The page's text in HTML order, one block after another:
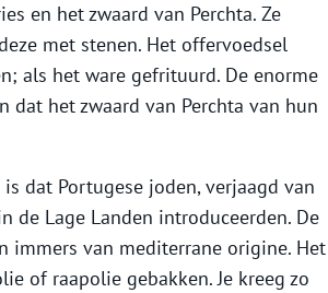
en het zwaard van Perchta. Ze
met stenen. Het offervoedsel
als het ware gefrituurd. De enorme
dat het zwaard van Perchta van hun
dat Portugese joden, verjaagd van
de Lage Landen introduceerden. De
immers van mediterrane origine. Het
of raapolie gebakken. Je kreeg zo